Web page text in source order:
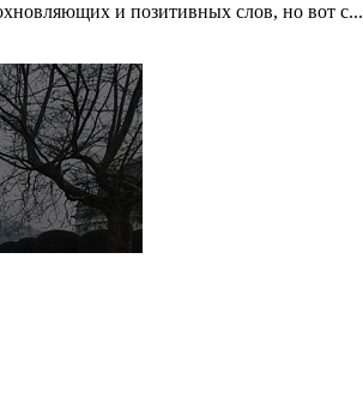
и позитивных слов, но вот с...